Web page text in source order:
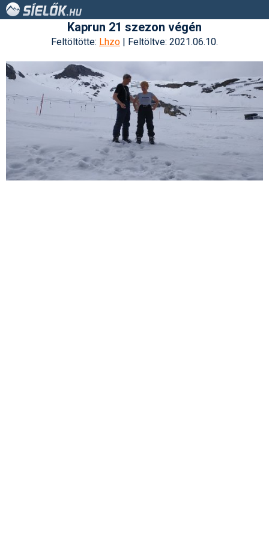
Kaprun 21 szezon végén
Feltöltötte: Lhzo | Feltöltve: 2021.06.10.